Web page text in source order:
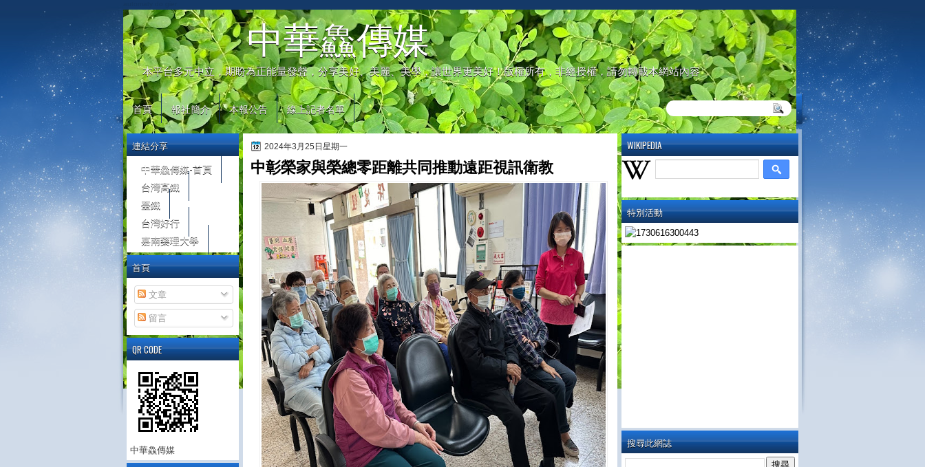
中華鱻傳媒
本平台多元中立，期盼為正能量發聲，分享美好、美麗、美學，讓世界更美好！版權所有，非經授權，請勿轉載本網站內容
首頁 報社簡介 本報公告 線上記者名單
WIKIPEDIA
特別活動
搜尋此網誌
2024年3月25日星期一
中彰榮家與榮總零距離共同推動遠距視訊衛教
連結分享
中華鱻傳媒-首頁
台灣高鐵
臺鐵
台灣好行
嘉南藥理大學
首頁
文章
留言
QR CODE
中華鱻傳媒